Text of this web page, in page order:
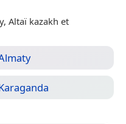
Altaï kazakh et